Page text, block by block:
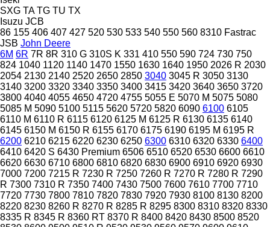
SXG TA TG TU TX
Isuzu JCB
86 155 406 407 427 520 530 533 540 550 560 8310 Fastrac
JSB John Deere
6M 6R 7R 8R 310 G 310S K 331 410 550 590 724 730 750
824 1040 1120 1140 1470 1550 1630 1640 1950 2026 R 2030
2054 2130 2140 2520 2650 2850 3040 3045 R 3050 3130
3140 3200 3320 3340 3350 3400 3415 3420 3640 3650 3720
3800 4040 4055 4650 4720 4755 5055 E 5070 M 5075 5080
5085 M 5090 5100 5115 5620 5720 5820 6090 6100 6105
6110 M 6110 R 6115 6120 6125 M 6125 R 6130 6135 6140
6145 6150 M 6150 R 6155 6170 6175 6190 6195 M 6195 R
6200 6210 6215 6220 6230 6250 6300 6310 6320 6330 6400
6410 6420 S 6430 Premium 6506 6510 6520 6530 6600 6610
6620 6630 6710 6800 6810 6820 6830 6900 6910 6920 6930
7000 7200 7215 R 7230 R 7250 7260 R 7270 R 7280 R 7290
R 7300 7310 R 7350 7400 7430 7500 7600 7610 7700 7710
7720 7730 7800 7810 7820 7830 7920 7930 8100 8130 8200
8220 8230 8260 R 8270 R 8285 R 8295 8300 8310 8320 8330
8335 R 8345 R 8360 RT 8370 R 8400 8420 8430 8500 8520